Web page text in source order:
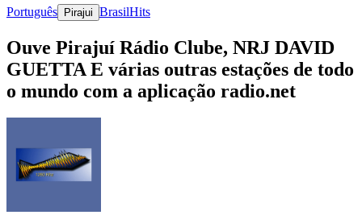
Português Pirajui BrasilHits
Ouve Pirajuí Rádio Clube, NRJ DAVID
GUETTA E várias outras estações de todo
o mundo com a aplicação radio.net